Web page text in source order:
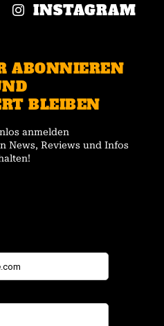
INSTAGRAM
ABONNIEREN
BLEIBEN
anmelden
News, Reviews und Infos